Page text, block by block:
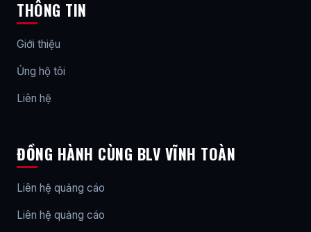
THÔNG TIN
Giới thiệu
Ủng hộ tôi
Liên hệ
ĐỒNG HÀNH CÙNG BLV VĨNH TOÀN
Liên hệ quảng cáo
Liên hệ quảng cáo